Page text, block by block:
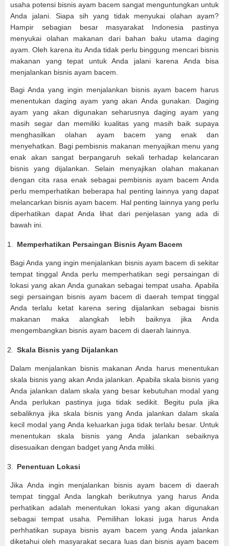
usaha potensi bisnis ayam bacem sangat menguntungkan untuk
Anda jalani. Siapa sih yang tidak menyukai olahan ayam?
Hampir sebagian besar masyarakat Indonesia pastinya
menyukai olahan makanan dari bahan baku utama daging
ayam. Oleh karena itu Anda tidak perlu binggung mencari bisnis
makanan yang tepat untuk Anda jalani karena Anda bisa
menjalankan bisnis ayam bacem.
Bagi Anda yang ingin menjalankan bisnis ayam bacem harus
menentukan daging ayam yang akan Anda gunakan. Daging
ayam yang akan digunakan seharusnya daging ayam yang
masih segar dan memiliki kualitas yang masih baik supaya
menghasilkan olahan ayam bacem yang enak dan
menyehatkan. Bagi pembisnis makanan menyajikan menu yang
enak akan sangat berpangaruh sekali terhadap kelancaran
bisnis yang dijalankan. Selain menyajikan olahan makanan
dengan cita rasa enak sebagai pembisnis ayam bacem Anda
perlu memperhatikan beberapa hal penting lainnya yang dapat
melancarkan bisnis ayam bacem. Hal penting lainnya yang perlu
diperhatikan dapat Anda lihat dari penjelasan yang ada di
bawah ini.
Memperhatikan Persaingan Bisnis Ayam Bacem
Bagi Anda yang ingin menjalankan bisnis ayam bacem di sekitar
tempat tinggal Anda perlu memperhatikan segi persaingan di
lokasi yang akan Anda gunakan sebagai tempat usaha. Apabila
segi persaingan bisnis ayam bacem di daerah tempat tinggal
Anda terlalu ketat karena sering dijalankan sebagai bisnis
makanan maka alangkah lebih baiknya jika Anda
mengembangkan bisnis ayam bacem di daerah lainnya.
Skala Bisnis yang Dijalankan
Dalam menjalankan bisnis makanan Anda harus menentukan
skala bisnis yang akan Anda jalankan. Apabila skala bisnis yang
Anda jalankan dalam skala yang besar kebutuhan modal yang
Anda perlukan pastinya juga tidak sedikit. Begitu pula jika
sebaliknya jika skala bisnis yang Anda jalankan dalam skala
kecil modal yang Anda keluarkan juga tidak terlalu besar. Untuk
menentukan skala bisnis yang Anda jalankan sebaiknya
disesuaikan dengan badget yang Anda miliki.
Penentuan Lokasi
Jika Anda ingin menjalankan bisnis ayam bacem di daerah
tempat tinggal Anda langkah berikutnya yang harus Anda
perhatikan adalah menentukan lokasi yang akan digunakan
sebagai tempat usaha. Pemilihan lokasi juga harus Anda
perhhatikan supaya bisnis ayam bacem yang Anda jalankan
diketahui oleh masyarakat secara luas dan bisnis ayam bacem